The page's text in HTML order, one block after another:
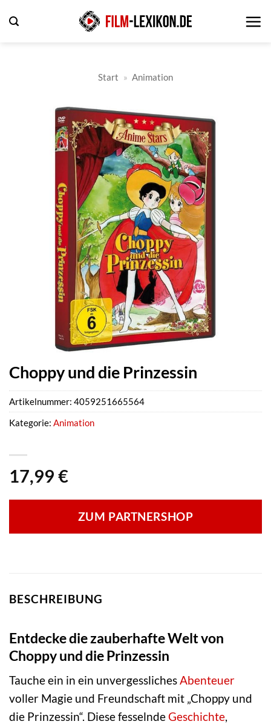
Inhalt
Start » Animation
Choppy und die Prinzessin
17,99 €
ZUM PARTNERSHOP
Artikelnummer: 4059251665564
Kategorie: Animation
BESCHREIBUNG
Entdecke die zauberhafte Welt von
Choppy und die Prinzessin
Tauche ein in ein unvergesslichesAbenteuer
voller Magie und Freundschaft mit „Choppy und
die Prinzessin“. Diese fesselndeGeschichte,